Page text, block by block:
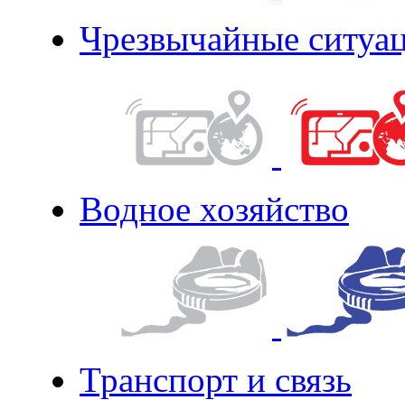
Чрезвычайные
Водное хозяйство
Транспорт и связь